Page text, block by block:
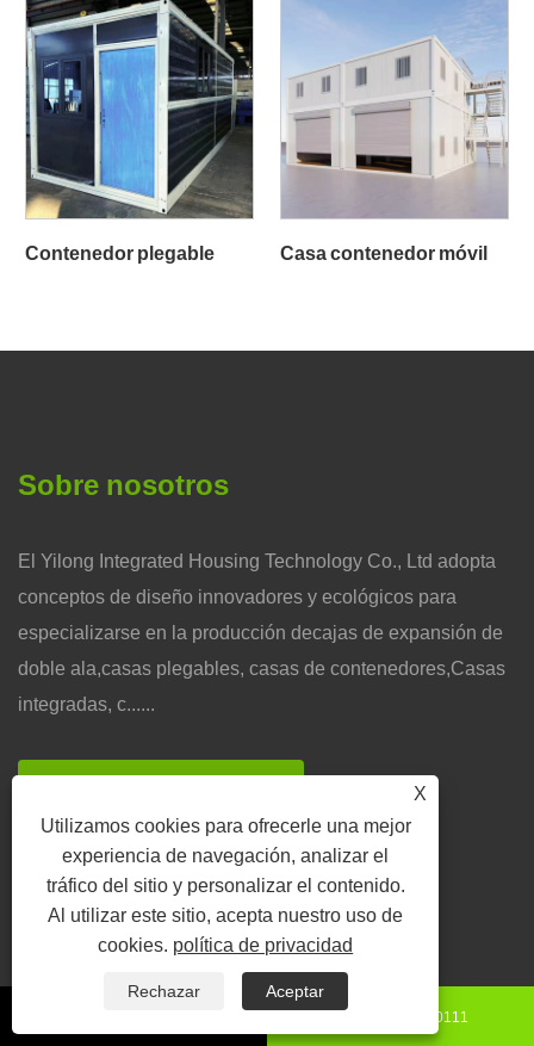
Contenedor plegable Casa contenedor móvil
Sobre nosotros
El Yilong Integrated Housing Technology Co., Ltd adopta
conceptos de diseño innovadores y ecológicos para
especializarse en la producción decajas de expansión de
doble ala,casas plegables, casas de contenedores,Casas
integradas, c......
Categorías de Producto
8615130850111
X
Utilizamos cookies para ofrecerle una mejor
experiencia de navegación, analizar el
tráfico del sitio y personalizar el contenido.
Al utilizar este sitio, acepta nuestro uso de
cookies. política de privacidad
Rechazar Aceptar